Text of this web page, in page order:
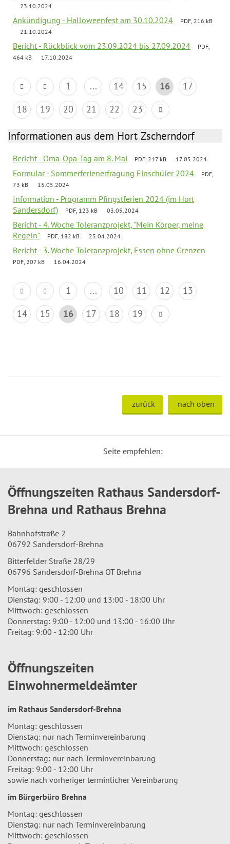
23.10.2024
Ankündigung - Halloweenfest am 30.10.2024
PDF, 216 kB
21.10.2024
Bericht - Rückblick vom 23.09.2024 bis 27.09.2024
PDF,
464 kB
17.10.2024
1 ... 14 15 16
17
18
19 20 21 22 23
Informationen aus dem Hort Zscherndorf
Bericht - Oma-Opa-Tag am 8. Mai PDF, 217 kB 17.05.2024
Formular - Sommerferienerfragung Einschüler 2024
PDF,
73 kB
15.05.2024
Information - Programm Pfingstferien 2024 (im Hort
Sandersdorf)
PDF, 123 kB 03.05.2024
Bericht - 4. Woche Toleranzprojekt, "Mein Körper, meine
Regeln"
PDF, 182 kB 25.04.2024
Bericht - 3. Woche Toleranzprojekt, Essen ohne Grenzen
PDF, 207 kB 16.04.2024
1 ... 10 11 12
13
14
15 16 17 18 19
zurück nach oben
Seite empfehlen:
Öffnungszeiten Rathaus Sandersdorf-
Brehna und Rathaus Brehna
Bahnhofstraße 2
06792 Sandersdorf-Brehna
Bitterfelder Straße 28/29
06796 Sandersdorf-Brehna OT Brehna
Montag: geschlossen
Dienstag: 9:00 - 12:00 und 13:00 - 18:00 Uhr
Mittwoch: geschlossen
Donnerstag: 9:00 - 12:00 und 13:00 - 16:00 Uhr
Freitag: 9:00 - 12:00 Uhr
Öffnungszeiten
Einwohnermeldeämter
im Rathaus Sandersdorf-Brehna
Montag: geschlossen
Dienstag: nur nach Terminvereinbarung
Mittwoch: geschlossen
Donnerstag: nur nach Terminvereinbarung
Freitag: 9:00 - 12:00 Uhr
sowie nach vorheriger terminlicher Vereinbarung
im Bürgerbüro Brehna
Montag: geschlossen
Dienstag: nur nach Terminvereinbarung
Mittwoch: geschlossen